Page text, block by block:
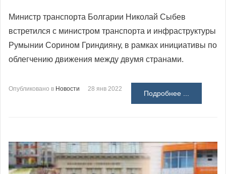
Министр транспорта Болгарии Николай Сыбев
встретился с министром транспорта и инфраструктуры
Румынии Сорином Гриндияну, в рамках инициативы по
облегчению движения между двумя странами.
Опубликовано в Новости 28 янв 2022
Подробнее ...